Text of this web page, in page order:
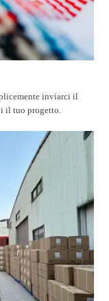
inviarci il
il tuo progetto.